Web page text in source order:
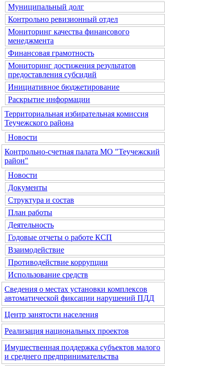
Муниципальный долг
Контрольно ревизионный отдел
Мониторинг качества финансового
менеджмента
Финансовая грамотность
Мониторинг достижения результатов
предоставления субсидий
Инициативное бюджетирование
Раскрытие информации
Территориальная избирательная комиссия
Теучежского района
Новости
Контрольно-счетная палата МО "Теучежский
район"
Новости
Документы
Структура и состав
План работы
Деятельность
Годовые отчеты о работе КСП
Взаимодействие
Противодействие коррупции
Использование средств
Сведения о местах установки комплексов
автоматической фиксации нарушений ПДД
Центр занятости населения
Реализация национальных проектов
Имущественная поддержка субъектов малого
и среднего предпринимательства